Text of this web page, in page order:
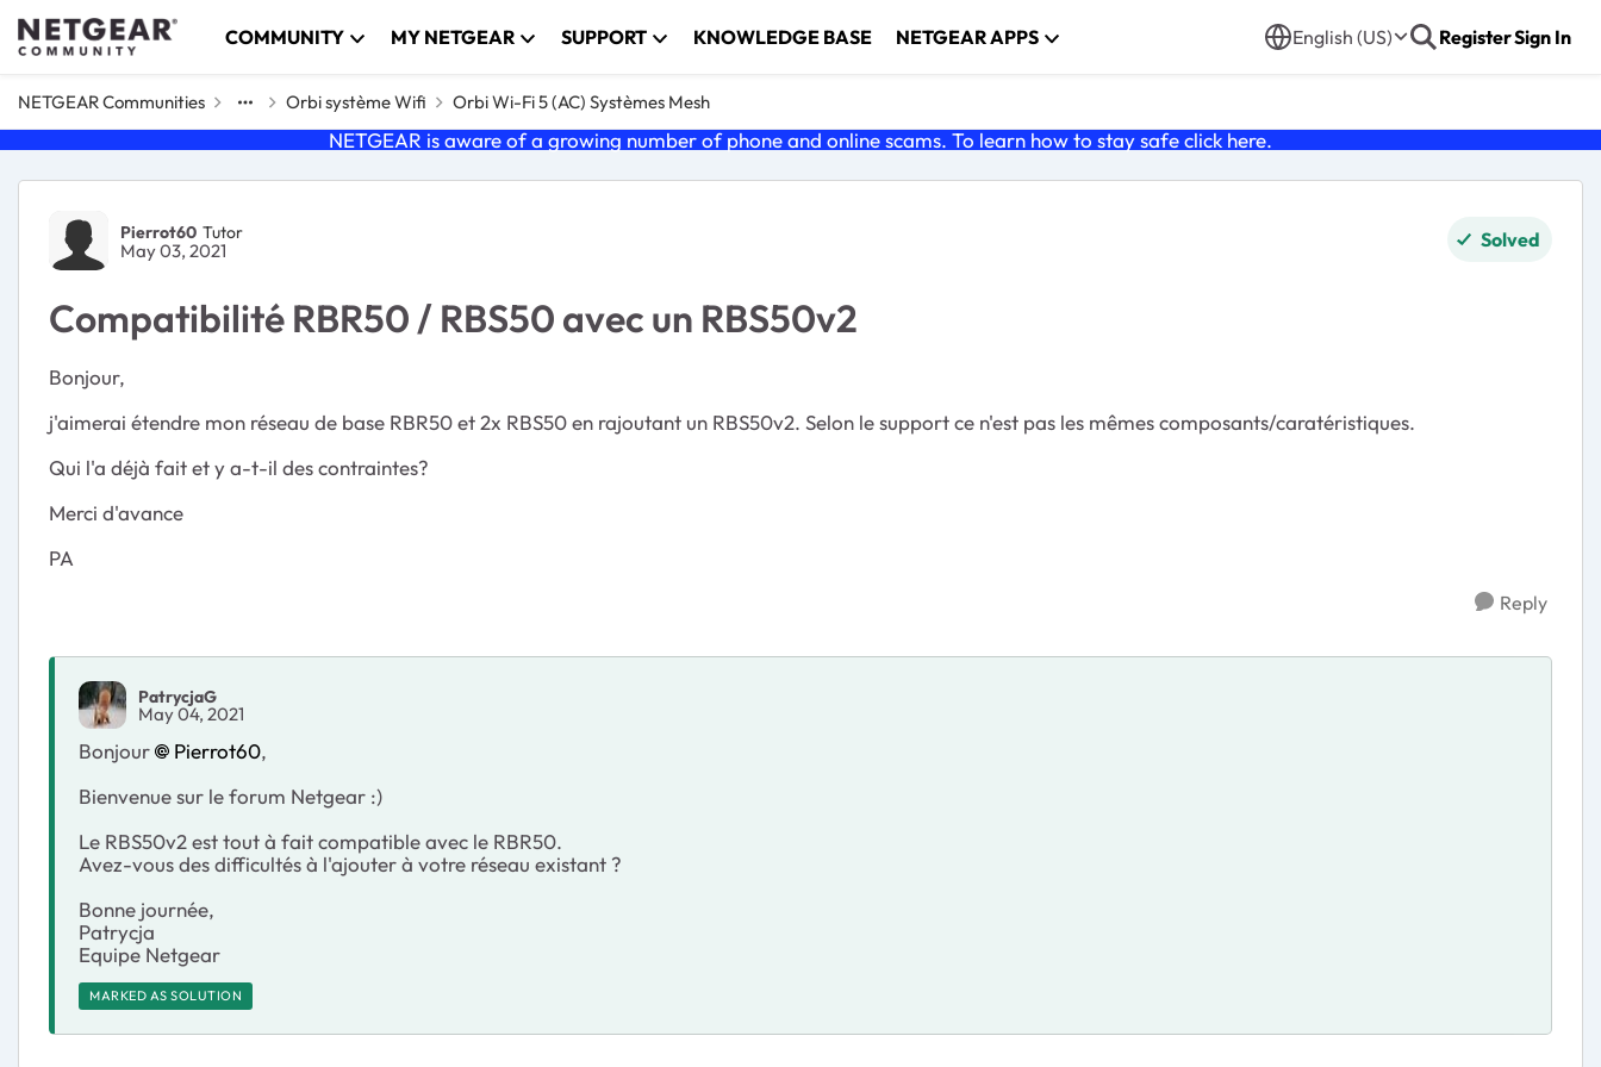
Skip to content COMMUNITY MY NETGEAR SUPPORT KNOWLEDGE BASE NETGEAR APPS English (US) RegisterSign In
NETGEAR Communities Orbi système Wifi Orbi Wi-Fi 5 (AC) Systèmes Mesh
NETGEAR is aware of a growing number of phone and online scams. To learn how to stay safe click here.
Forum Discussion
Pierrot60 Tutor
May 03, 2021 Solved
Compatibilité RBR50 / RBS50 avec un RBS50v2
Bonjour,
j'aimerai étendre mon réseau de base RBR50 et 2x RBS50 en rajoutant un RBS50v2. Selon le support ce n'est pas les mêmes composants/caratéristiques.
Qui l'a déjà fait et y a-t-il des contraintes?
Merci d'avance
PA
Reply
PatrycjaG
May 04, 2021
Bonjour Pierrot60,
Bienvenue sur le forum Netgear :)
Le RBS50v2 est tout à fait compatible avec le RBR50.
Avez-vous des difficultés à l'ajouter à votre réseau existant ?
Bonne journée,
Patrycja
Equipe Netgear
MARKED AS SOLUTION